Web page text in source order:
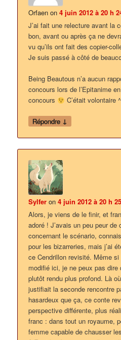
Orfaen on4 juin 2012 à 20 h
J’ai fait une relecture avant la
bon, avant ou après ça ne
vu qu’ils ont fait des copier-
Je suis passé à côté de
Being Beautous n’a aucun
concours lors de l’Epitanime
concours
C’était volontaire
Répondre ↓
Sylfer on4 juin 2012 à 20 h
Alors, je viens de le finir, et
adoré ! J’avais un peu peur de
concernant le scénario,
pour les bizarreries, mais j’ai
ce Cendrillon revisité. Même
modifié ici, je ne peux pas dire
plutôt rendu plus profond. Là
justifiait la seconde rencontre
hasardeux que ça, ce conte
perspective différente, plus
franc : dans tout un royaume,
femme capable de chausser